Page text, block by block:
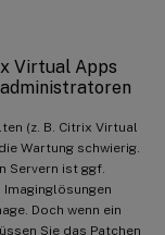
Virtual Apps
(z. B. Citrix Virtual
Wartung schwierig.
Servern ist ggf.
Doch wenn ein
Sie das Patchen